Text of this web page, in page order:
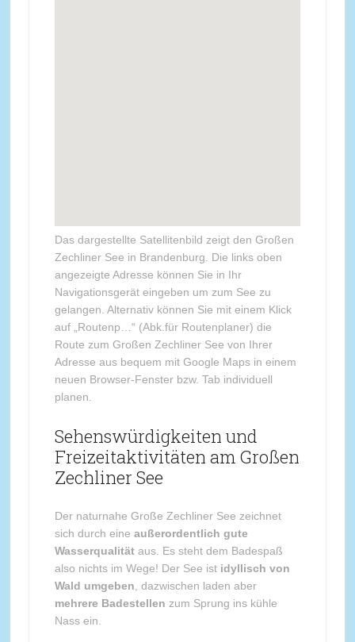
Das dargestellte Satellitenbild zeigt den Großen
Zechliner See in Brandenburg. Die links oben
angezeigte Adresse können Sie in Ihr
Navigationsgerät eingeben um zum See zu
gelangen. Alternativ können Sie mit einem Klick
auf „Routenp…“ (Abk.für Routenplaner) die
Route zum Großen Zechliner See von Ihrer
Adresse aus bequem mit Google Maps in einem
neuen Browser-Fenster bzw. Tab individuell
planen.
Sehenswürdigkeiten und
Freizeitaktivitäten am Großen
Zechliner See
Der naturnahe Große Zechliner See zeichnet
sich durch eine außerordentlich gute
Wasserqualitätaus. Es steht dem Badespaß
also nichts im Wege! Der See ist idyllisch von
Wald umgeben , dazwischen laden aber
mehrere Badestellen zum Sprung ins kühle
Nass ein.